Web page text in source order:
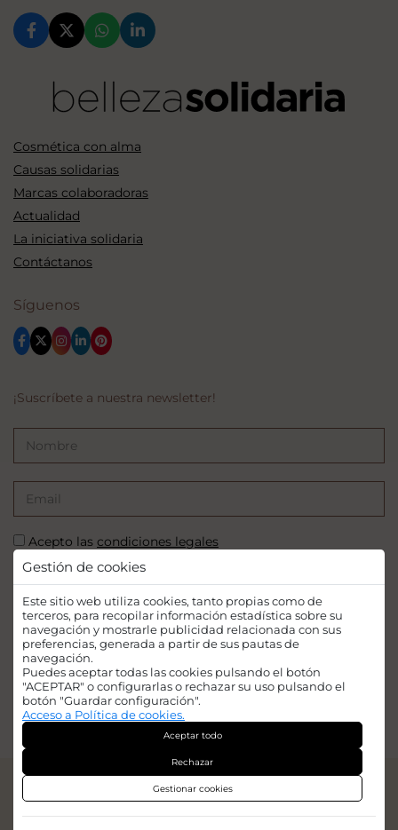
Gestión de cookies
Este sitio web utiliza cookies, tanto propias como de
terceros, para recopilar información estadística sobre su
navegación y mostrarle publicidad relacionada con sus
preferencias, generada a partir de sus pautas de
navegación.
Puedes aceptar todas las cookies pulsando el botón
"ACEPTAR" o configurarlas o rechazar su uso pulsando el
botón "Guardar configuración".
Acceso a Política de cookies.
Aceptar todo
Rechazar
Gestionar cookies
Cosmética con alma
Causas solidarias
Marcas colaboradoras
Actualidad
La iniciativa solidaria
Contáctanos
Síguenos
¡Suscríbete a nuestra newsletter!
Acepto las condiciones legales
Financiado por la Unión Europea - NextGenerationEU. Sin embargo, los
puntos de vista y las opiniones expresadas son únicamente los del autor o
autores y no reflejan necesariamente los de la Unión Europea o la Comisión
consideradas responsables de las mismas.
© 2026 Iridian Web Engine